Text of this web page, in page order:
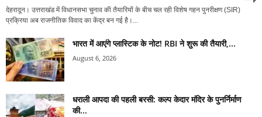
देहरादून। उत्तराखंड में विधानसभा चुनाव की तैयारियों के बीच चल रही विशेष गहन पुनरीक्षण (SIR)
प्रक्रिया अब राजनीतिक विवाद का केंद्र बन गई है।...
भारत में आएंगे प्लास्टिक के नोट! RBI ने शुरू की तैयारी,...
August 6, 2026
धराली आपदा की पहली बरसी: कल्प केदार मंदिर के पुनर्निर्माण
की...